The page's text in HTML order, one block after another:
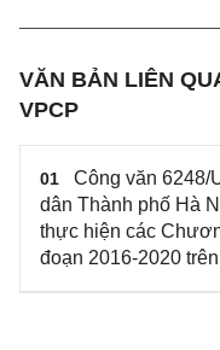
VĂN BẢN LIÊN
VPCP
01
Công văn 6248/
dân Thành phố Hà
thực hiện các
đoạn 2016-2020